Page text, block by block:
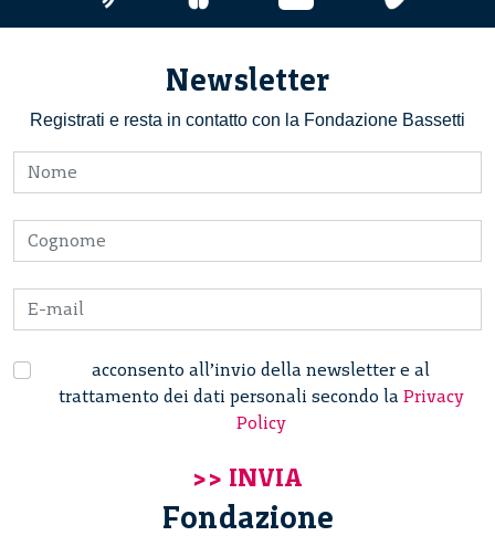
Newsletter
Registrati e resta in contatto con la Fondazione Bassetti
acconsento all’invio della newsletter e al
trattamento dei dati personali secondo la Privacy
Policy
Fondazione